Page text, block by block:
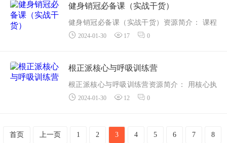
肩胛控制性旋转.mp4
脚趾控制性旋转.mp4
颈椎控制性旋转.mp4
健身销冠必备课（实战干货）
健身销冠必备课（实战干货）资源简介： 课程
目录
10.提升续课超级方法（一）.mp4
11.提升续课超级方法（二）课时升级.mp...
2024-01-30 17 0
根正派核心与呼吸训练营
根正派核心与呼吸训练营资源简介： 用核心执
行呼吸，以呼吸稳定核心
01仰卧腹式呼吸.MP4
2024-01-30 12 0
首页 上一页 1 2 3 4 5 6 7 8